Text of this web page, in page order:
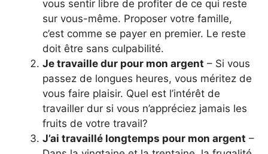
vous sentir libre de profiter de ce qui reste
sur vous-même. Proposer votre famille,
c’est comme se payer en premier. Le reste
doit être sans culpabilité.
Je travaille dur pour mon argent – Si vous
passez de longues heures, vous méritez de
vous faire plaisir. Quel est l’intérêt de
travailler dur si vous n’appréciez jamais les
fruits de votre travail?
J’ai travaillé longtemps pour mon argent –